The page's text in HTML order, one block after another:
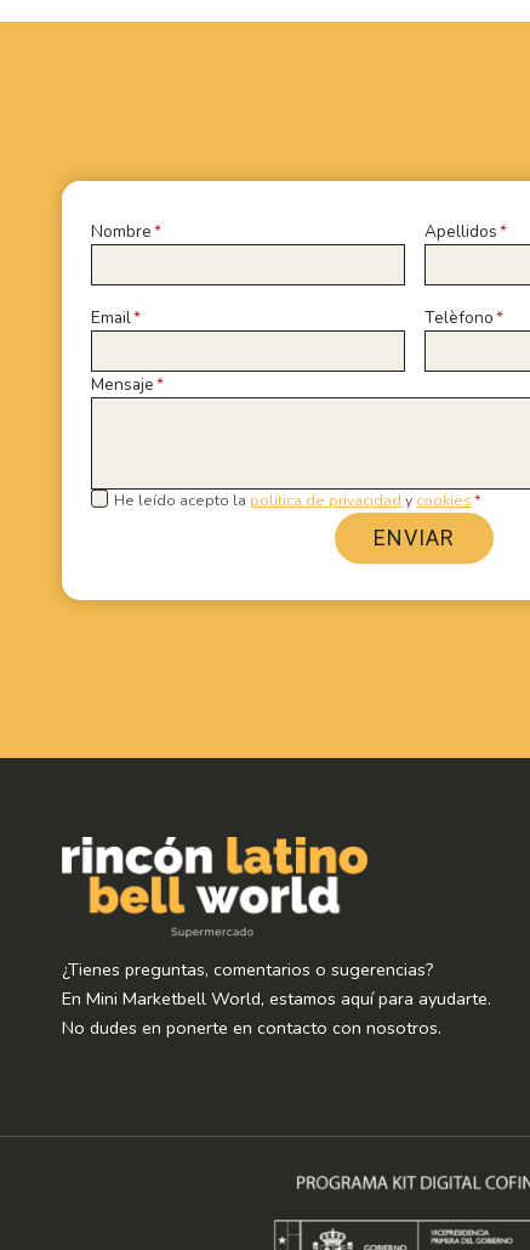
Nombre* Apellidos*
Email* Telèfono*
Mensaje*
He leído acepto la política de privacidad y cookies *
ENVIAR
¿Tienes preguntas, comentarios o sugerencias?
En Mini Marketbell World, estamos aquí para ayudarte.
No dudes en ponerte en contacto con nosotros.